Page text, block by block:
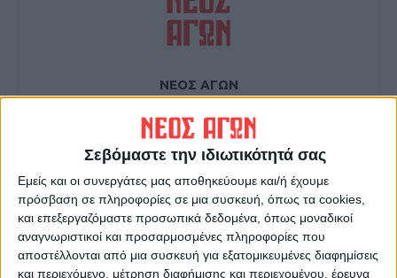
Σεβόμαστε την ιδιωτικότητά σας
Εμείς και οι συνεργάτες μας αποθηκεύουμε και/ή έχουμε
πρόσβαση σε πληροφορίες σε μια συσκευή, όπως τα cookies,
και επεξεργαζόμαστε προσωπικά δεδομένα, όπως μοναδικοί
αναγνωριστικοί και προσαρμοσμένες πληροφορίες που
αποστέλλονται από μια συσκευή για εξατομικευμένες διαφημίσεις
και περιεχόμενο, μέτρηση διαφήμισης και περιεχομένου, έρευνα
ΝΕΟΣ ΑΓΩΝ
Η Αρχαιότερη Καθημερινή Πρωινή Εφημερίδα της Καρδίτσας
ΠΑΡΟΜΟΙΑ ΑΡΘΡΑ